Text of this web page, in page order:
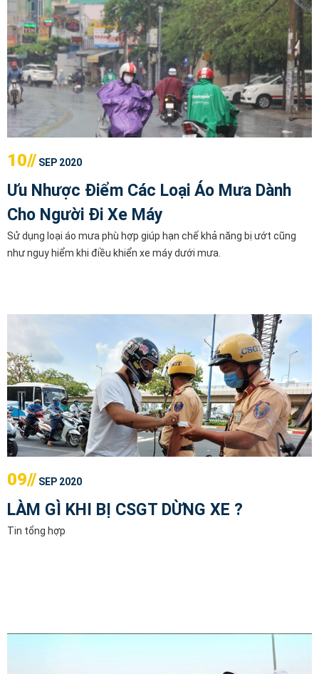
10// SEP 2020
Ưu Nhược Điểm Các Loại Áo Mưa Dành
Cho Người Đi Xe Máy
Sử dụng loại áo mưa phù hợp giúp hạn chế khả năng bị ướt cũng
như nguy hiểm khi điều khiển xe máy dưới mưa.
09// SEP 2020
LÀM GÌ KHI BỊ CSGT DỪNG XE ?
Tin tổng hợp